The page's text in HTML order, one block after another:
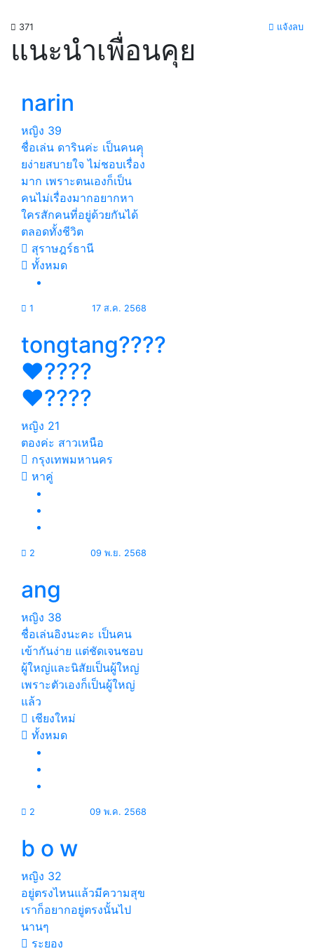
371 แจ้งลบ
แนะนำเพื่อนคุย
narin
หญิง 39
ชื่อเล่น ดารินค่ะ เป็นคนคุุ
ยง่ายสบายใจ ไม่ชอบเรื่อง
มาก เพราะตนเองก็เป็น
คนไม่เรื่องมากอยากหา
ใครสักคนที่อยู่ด้วยกันได้
ตลอดทั้งชีวิต
สุราษฎร์ธานี
ทั้งหมด
1 17 ส.ค. 2568
tongtang????
❤️‍????
❤️‍????
หญิง 21
ตองค่ะ สาวเหนือ
กรุงเทพมหานคร
หาคู่
2 09 พ.ย. 2568
ang
หญิง 38
ชื่อเล่นอิงนะคะ เป็นคน
เข้ากันง่าย แต่ชัดเจนชอบ
ผู้ใหญ่และนิสัยเป็นผู้ใหญ่
เพราะตัวเองก็เป็นผู้ใหญ่
แล้ว
เชียงใหม่
ทั้งหมด
2 09 พ.ค. 2568
b o w
หญิง 32
อยู่ตรงไหนแล้วมีความสุข
เราก็อยากอยู่ตรงนั้นไป
นานๆ
ระยอง